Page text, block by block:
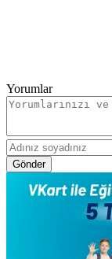
Yorumlar
Gönder